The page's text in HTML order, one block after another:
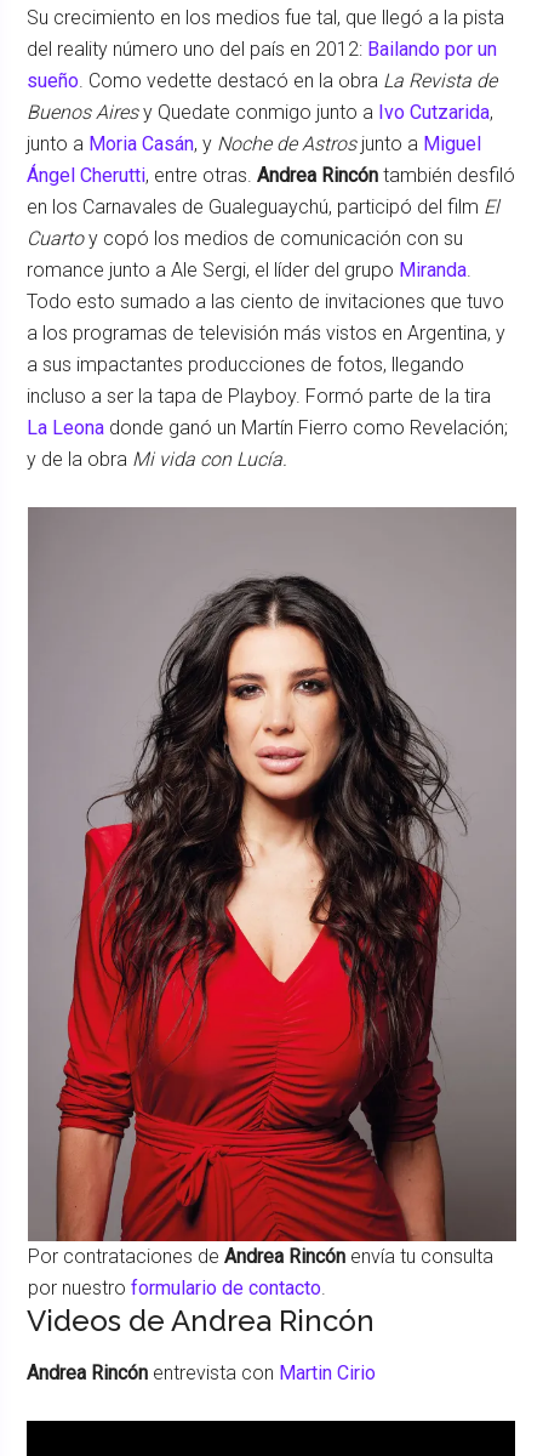
Su crecimiento en los medios fue tal, que llegó a la pista
del reality número uno del país en 2012: Bailando por un
sueño. Como vedette destacó en la obra La Revista de
Buenos Airesy Quedate conmigo junto a Ivo Cutzarida,
junto a Moria Casán, y Noche de Astrosjunto a Miguel
Ángel Cherutti, entre otras.Andrea Rincón también desfiló
en los Carnavales de Gualeguaychú, participó del film El
Cuartoy copó los medios de comunicación con su
romance junto a Ale Sergi, el líder del grupo Miranda.
Todo esto sumado a las ciento de invitaciones que tuvo
a los programas de televisión más vistos en Argentina, y
a sus impactantes producciones de fotos, llegando
incluso a ser la tapa de Playboy. Formó parte de la tira
La Leona donde ganó un Martín Fierro como Revelación;
y de la obra Mi vida con Lucía.
Por contrataciones de Andrea Rincónenvía tu consulta
por nuestro formulario de contacto.
Videos de Andrea Rincón
Andrea Rincón entrevista con Martin Cirio